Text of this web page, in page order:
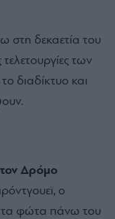
στη δεκαετία του
τελετουργίες των
διαδίκτυο και
Δρόμο
ο
τα φώτα πάνω του